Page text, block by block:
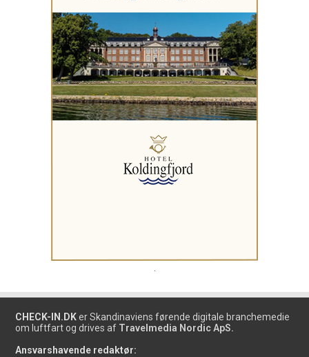
CHECK-IN.DK er Skandinaviens førende digitale branchemedie
om luftfart og drives af Travelmedia Nordic ApS.
Ansvarshavende redaktør: